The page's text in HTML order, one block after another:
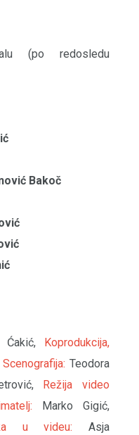
(po redosledu
Bakoč
Ćakić,
Koprodukcija,
Teodora
Režija video
Marko Gigić,
u videu: Asja